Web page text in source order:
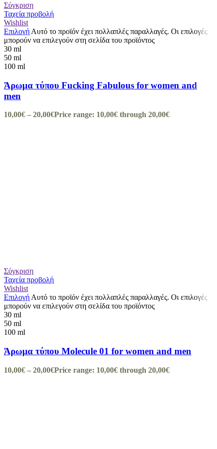
Σύγκριση
Ταχεία προβολή
Wishlist
Επιλογή Αυτό το προϊόν έχει πολλαπλές παραλλαγές. Οι επιλογές
μπορούν να επιλεγούν στη σελίδα του προϊόντος
30 ml
50 ml
100 ml
Άρωμα τύπου Fucking Fabulous for women and
men
10,00€ – 20,00€Price range: 10,00€ through 20,00€
Σύγκριση
Ταχεία προβολή
Wishlist
ΕπιλογήΑυτό το προϊόν έχει πολλαπλές παραλλαγές. Οι επιλογές
μπορούν να επιλεγούν στη σελίδα του προϊόντος
30 ml
50 ml
100 ml
Άρωμα τύπου Molecule 01 for women and men
10,00€ – 20,00€Price range: 10,00€ through 20,00€